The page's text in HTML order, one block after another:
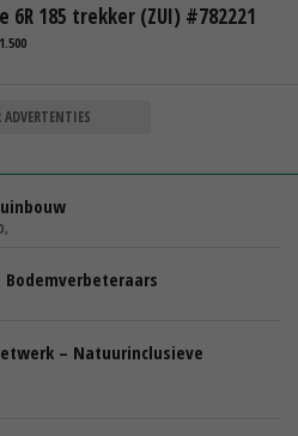
6R 185 trekker (ZUI) #782221
ADVERTENTIES
– Natuurinclusieve